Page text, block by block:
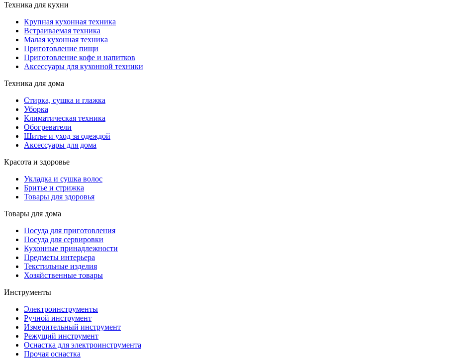
Техника для кухни
Крупная кухонная техника
Встраиваемая техника
Малая кухонная техника
Приготовление пищи
Приготовление кофе и напитков
Аксессуары для кухонной техники
Техника для дома
Стирка, сушка и глажка
Уборка
Климатическая техника
Обогреватели
Шитье и уход за одеждой
Аксессуары для дома
Красота и здоровье
Укладка и сушка волос
Бритье и стрижка
Товары для здоровья
Товары для дома
Посуда для приготовления
Посуда для сервировки
Кухонные принадлежности
Предметы интерьера
Текстильные изделия
Хозяйственные товары
Инструменты
Электроинструменты
Ручной инструмент
Измерительный инструмент
Режущий инструмент
Оснастка для электроинструмента
Прочая оснастка